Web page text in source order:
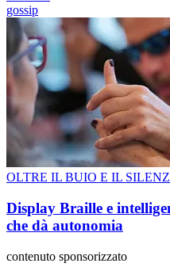
gossip
OLTRE IL BUIO E IL
Display Braille e
che dà autonomia
contenuto sponsorizzato